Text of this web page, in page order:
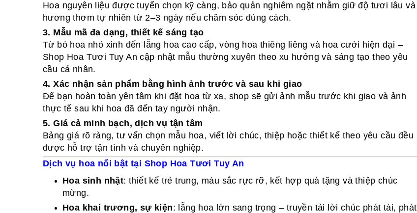
Hoa nguyên liệu được tuyển chọn kỹ càng, bảo quản nghiêm ngặt nhằm giữ độ tươi lâu và
hương thơm tự nhiên từ 2–3 ngày nếu chăm sóc đúng cách.
3. Mẫu mã đa dạng, thiết kế sáng tạo
Từ bó hoa nhỏ xinh đến lẵng hoa cao cấp, vòng hoa thiêng liêng và hoa cưới hiện đại –
Shop Hoa Tươi Tuy An cập nhật mẫu thường xuyên theo xu hướng và sáng tạo theo yêu
cầu cá nhân.
4. Xác nhận sản phẩm bằng hình ảnh trước và sau khi giao
Để bạn hoàn toàn yên tâm khi đặt hoa từ xa, shop sẽ gửi ảnh mẫu trước khi giao và ảnh
thực tế sau khi hoa đã đến tay người nhận.
5. Giá cả minh bạch, dịch vụ tận tâm
Bảng giá rõ ràng, tư vấn chọn mẫu hoa, viết lời chúc, thiệp hoặc thiết kế theo yêu cầu đều
được hỗ trợ tận tình và chuyên nghiệp.
Dịch vụ hoa nổi bật tại Shop Hoa Tươi Tuy An
Hoa sinh nhật: thiết kế trẻ trung, màu sắc rực rỡ, kết hợp quà tặng và thiệp chúc
mừng.
Hoa khai trương, sự kiện: lẵng hoa lớn sang trọng – truyền tải lời chúc phát tài, phát